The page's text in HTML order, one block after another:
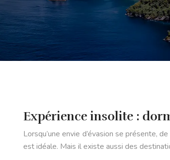
Expérience insolite :
Lorsqu’une envie d’évasion se présente,
est idéale. Mais il existe aussi des